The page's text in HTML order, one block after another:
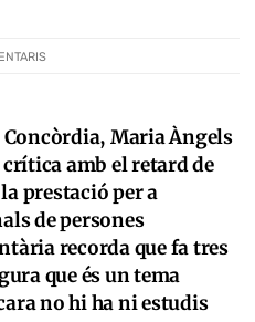
Maria Àngels
amb el retard de
prestació per a
de persones
recorda que fa tres
que és un tema
no hi ha ni estudis